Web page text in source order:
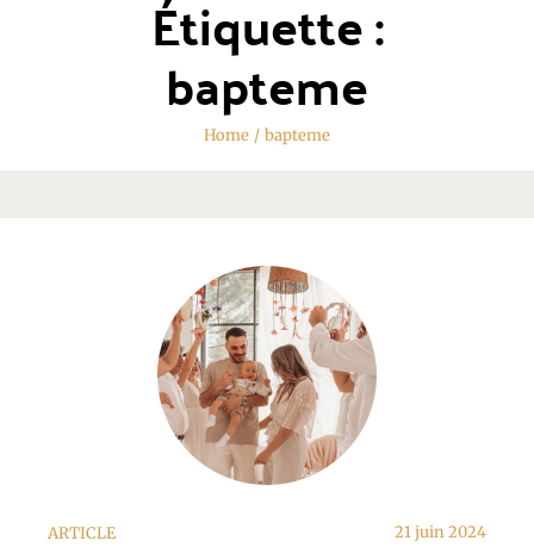
Étiquette :
bapteme
Home / bapteme
ARTICLE 21 juin 2024